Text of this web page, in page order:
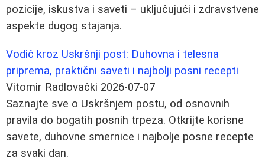
pozicije, iskustva i saveti – uključujući i zdravstvene
aspekte dugog stajanja.
Vodič kroz Uskršnji post: Duhovna i telesna
priprema, praktični saveti i najbolji posni recepti
Vitomir Radlovački 2026-07-07
Saznajte sve o Uskršnjem postu, od osnovnih
pravila do bogatih posnih trpeza. Otkrijte korisne
savete, duhovne smernice i najbolje posne recepte
za svaki dan.